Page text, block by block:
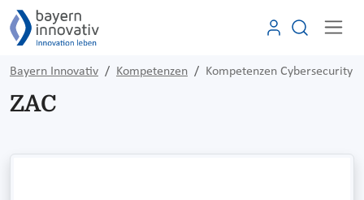
Bayern Innovativ Kompetenzen Kompetenzen Cybersecurity
ZAC